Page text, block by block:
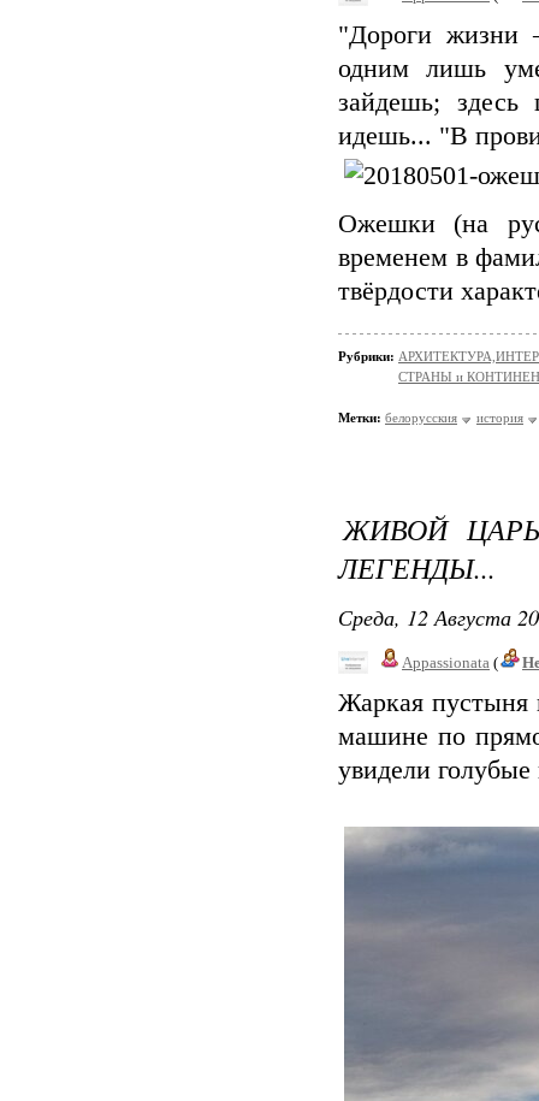
"Дороги жизни
одним лишь
зайдешь;
идешь... "В
Ожешки (на
временем в
твёрдости
Рубрики:
СТРАНЫ и
Метки: белорусския история
ЖИВОЙ
ЛЕГЕНДЫ...
Среда, 12 Августа
Appassionata (
Жаркая пустыня
машине по
увидели